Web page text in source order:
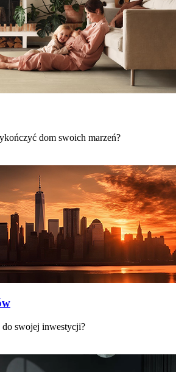
dom swoich marzeń?
swojej inwestycji?